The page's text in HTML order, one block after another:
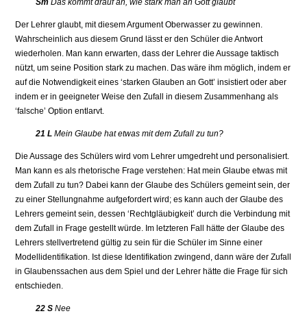
Sm Das kommt drauf an, wie stark man an Gott glaubt
Der Lehrer glaubt, mit diesem Argument Oberwasser zu gewinnen.
Wahrscheinlich aus diesem Grund lässt er den Schüler die Antwort
wiederholen. Man kann erwarten, dass der Lehrer die Aussage taktisch
nützt, um seine Position stark zu machen. Das wäre ihm möglich, indem er
auf die Notwendigkeit eines ‘starken Glauben an Gott’ insistiert oder aber
indem er in geeigneter Weise den Zufall in diesem Zusammenhang als
‘falsche’ Option entlarvt.
21 L Mein Glaube hat etwas mit dem Zufall zu tun?
Die Aussage des Schülers wird vom Lehrer umgedreht und personalisiert.
Man kann es als rhetorische Frage verstehen: Hat mein Glaube etwas mit
dem Zufall zu tun? Dabei kann der Glaube des Schülers gemeint sein, der
zu einer Stellungnahme aufgefordert wird; es kann auch der Glaube des
Lehrers gemeint sein, dessen ‘Rechtgläubigkeit’ durch die Verbindung mit
dem Zufall in Frage gestellt würde. Im letzteren Fall hätte der Glaube des
Lehrers stellvertretend gültig zu sein für die Schüler im Sinne einer
Modellidentifikation. Ist diese Identifikation zwingend, dann wäre der Zufall
in Glaubenssachen aus dem Spiel und der Lehrer hätte die Frage für sich
entschieden.
22 S Nee